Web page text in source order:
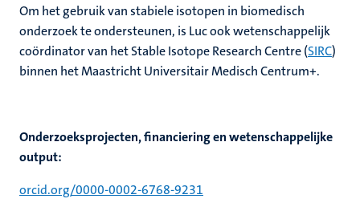
Om het gebruik van stabiele isotopen in biomedisch
onderzoek te ondersteunen, is Luc ook wetenschappelijk
coördinator van het Stable Isotope Research Centre (SIRC)
binnen het Maastricht Universitair Medisch Centrum+.
Onderzoeksprojecten, financiering en wetenschappelijke
output:
orcid.org/0000-0002-6768-9231